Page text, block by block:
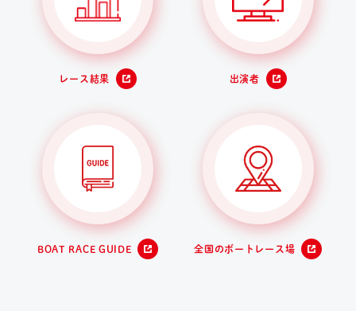
レース結果 出演者
BOAT RACE GUIDE 全国のボートレース場